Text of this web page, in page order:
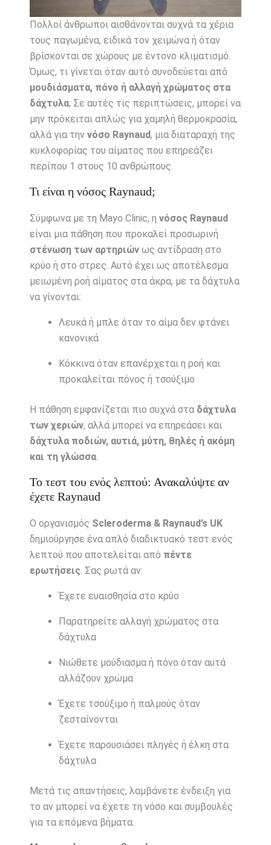
Πολλοί άνθρωποι αισθάνονται συχνά τα χέρια
τους παγωμένα, ειδικά τον χειμώνα ή όταν
βρίσκονται σε χώρους με έντονο κλιματισμό.
Όμως, τι γίνεται όταν αυτό συνοδεύεται από
μουδιάσματα, πόνο ή αλλαγή χρώματος στα
δάχτυλα; Σε αυτές τις περιπτώσεις, μπορεί να
μην πρόκειται απλώς για χαμηλή θερμοκρασία,
αλλά για την νόσο Raynaud, μια διαταραχή της
κυκλοφορίας του αίματος που επηρεάζει
περίπου 1 στους 10 ανθρώπους.
Τι είναι η νόσος Raynaud;
Σύμφωνα με τη Mayo Clinic, η νόσος Raynaud
είναι μια πάθηση που προκαλεί προσωρινή
στένωση των αρτηριώνως αντίδραση στο
κρύο ή στο στρες. Αυτό έχει ως αποτέλεσμα
μειωμένη ροή αίματος στα άκρα, με τα δάχτυλα
να γίνονται:
Λευκά ή μπλε όταν το αίμα δεν φτάνει
κανονικά
Κόκκινα όταν επανέρχεται η ροή και
προκαλείται πόνος ή τσούξιμο
Η πάθηση εμφανίζεται πιο συχνά στα δάχτυλα
των χεριών, αλλά μπορεί να επηρεάσει και
δάχτυλα ποδιών, αυτιά, μύτη, θηλές ή ακόμη
και τη γλώσσα.
Το τεστ του ενός λεπτού: Ανακαλύψτε αν
έχετε Raynaud
Ο οργανισμός Scleroderma & Raynaud’s UK
δημιούργησε ένα απλό διαδικτυακό τεστ ενός
λεπτού που αποτελείται από πέντε
ερωτήσεις . Σας ρωτά αν:
Έχετε ευαισθησία στο κρύο
Παρατηρείτε αλλαγή χρώματος στα
δάχτυλα
Νιώθετε μούδιασμα ή πόνο όταν αυτά
αλλάζουν χρώμα
Έχετε τσούξιμο ή παλμούς όταν
ζεσταίνονται
Έχετε παρουσιάσει πληγές ή έλκη στα
δάχτυλα
Μετά τις απαντήσεις, λαμβάνετε ένδειξη για
το αν μπορεί να έχετε τη νόσο και συμβουλές
για τα επόμενα βήματα.